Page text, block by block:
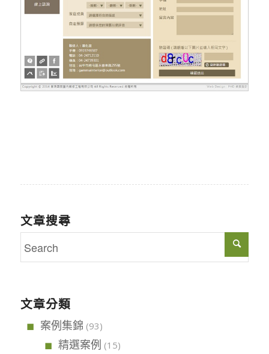
文章搜尋
文章分類
案例集錦 (93)
精選案例 (15)